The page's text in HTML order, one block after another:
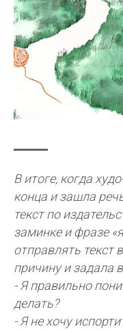
В итоге, когда
конца и зашла
текст по
заминке и фразе
отправлять текст
причину и задала
- Я правильно
делать?
- Я не хочу